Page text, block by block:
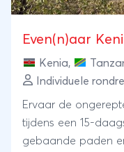
Even(n)aar
Kenia,
Individuele
Ervaar de
tijdens een 15-
gebaande paden